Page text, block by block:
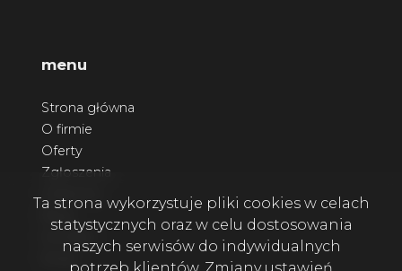
menu
Strona główna
O firmie
Oferty
Zgłoszenia
Kontakt
Ta strona wykorzystuje pliki cookies w celach
statystycznych oraz w celu dostosowania
naszych serwisów do indywidualnych
potrzeb klientów. Zmiany ustawień